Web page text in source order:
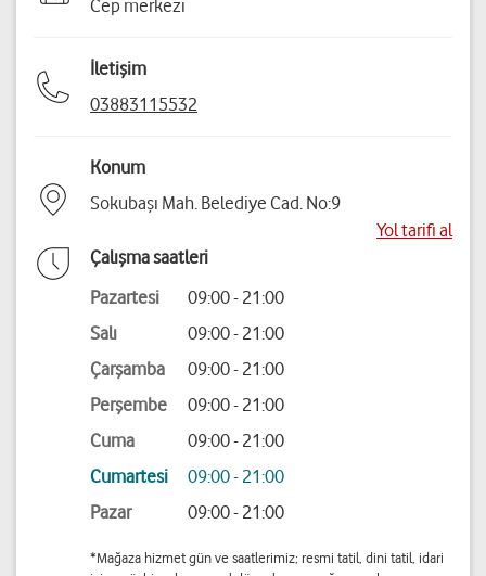
Cep merkezi
İletişim
03883115532
Konum
Sokubaşı Mah. Belediye Cad. No:9
Yol tarifi al
Çalışma saatleri
Pazartesi
09:00 - 21:00
Salı
09:00 - 21:00
Çarşamba
09:00 - 21:00
Perşembe
09:00 - 21:00
Cuma
09:00 - 21:00
Cumartesi
09:00 - 21:00
Pazar
09:00 - 21:00
*Mağaza hizmet gün ve saatlerimiz; resmi tatil, dini tatil, idari